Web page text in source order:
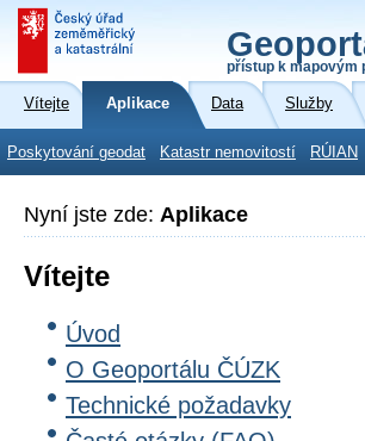
přístup k mapovým
Vítejte Aplikace Data Služby
Poskytování geodat Katastr nemovitostí RÚIAN
Nyní jste zde: Aplikace
Vítejte
Úvod
O Geoportálu ČÚZK
Technické požadavky